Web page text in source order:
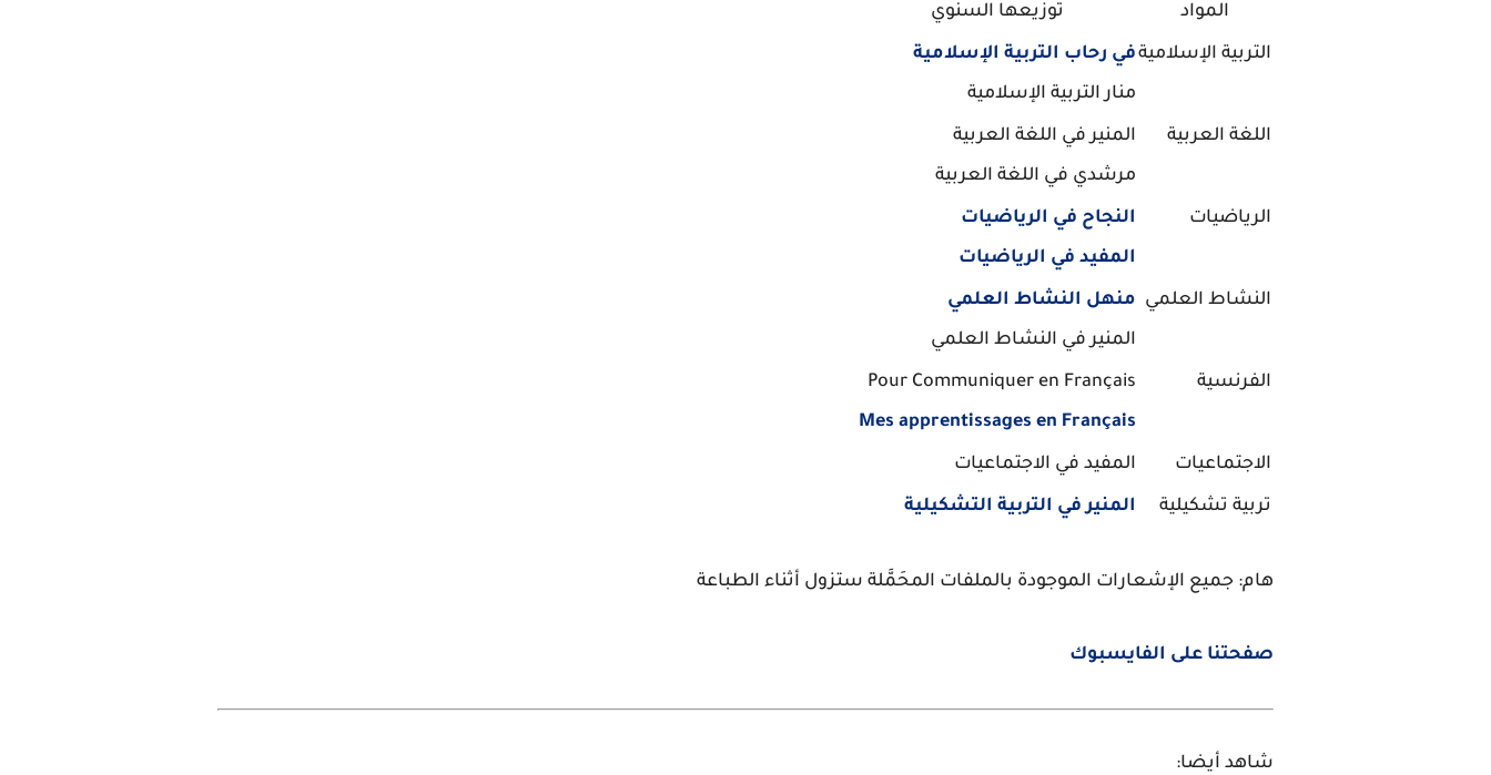
المواد توزيعها السنوي
التربية الإسلاميةفي رحاب التربية الإسلامية
منار التربية الإسلامية
اللغة العربية
المنير في اللغة العربية
مرشدي في اللغة العربية
الرياضيات
النجاح في الرياضيات
المفيد في الرياضيات
النشاط العلمي منهل النشاط العلمي
المنير في النشاط العلمي
الفرنسية
Pour Communiquer en Français
Mes apprentissages en Français
الاجتماعيات المفيد في الاجتماعيات
تربية تشكيلية المنير في التربية التشكيلية
هام: جميع الإشعارات الموجودة بالملفات المحَمَّلة ستزول أثناء الطباعة
صفحتنا على الفايسبوك
شاهد أيضا: